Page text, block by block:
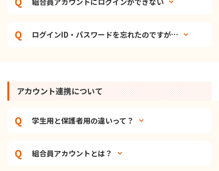
ログインID・パスワードを忘れたのですが…
アカウント連携について
学生用と保護者用の違いって？
組合員アカウントとは？